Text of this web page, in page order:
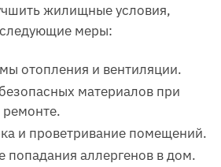
жилищные условия,
меры:
отопления и вентиляции.
материалов при
ремонте.
и проветривание помещений.
попадания аллергенов в дом.